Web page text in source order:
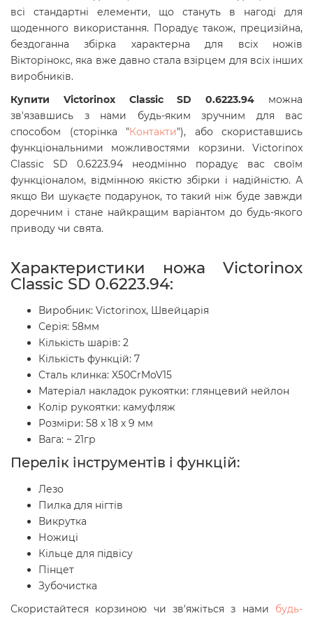
всі стандартні елементи, що стануть в нагоді для
щоденного використання. Порадує також, прецизійна,
бездоганна збірка характерна для всіх ножів
Вікторінокс, яка вже давно стала взірцем для всіх інших
виробників.
Купити Victorinox Classic SD 0.6223.94 можна
зв'язавшись з нами будь-яким зручним для вас
способом (сторінка "Контакти"), або скориставшись
функціональними можливостями корзини. Victorinox
Classic SD 0.6223.94 неодмінно порадує вас своїм
функціоналом, відмінною якістю збірки і надійністю. А
якщо Ви шукаєте подарунок, то такий ніж буде завжди
доречним і стане найкращим варіантом до будь-якого
приводу чи свята.
Характеристики ножа Victorinox
Classic SD 0.6223.94:
Виробник: Victorinox, Швейцарія
Серія: 58мм
Кількість шарів: 2
Кількість функцій: 7
Сталь клинка: X50CrMoV15
Матеріал накладок рукоятки: глянцевий нейлон
Колір рукоятки: камуфляж
Розміри: 58 х 18 х 9 мм
Вага: ~ 21гр
Перелік інструментів і функцій:
Лезо
Пилка для нігтів
Викрутка
Ножиці
Кільце для підвісу
Пінцет
Зубочистка
Скористайтеся корзиною чи зв'яжіться з нами будь-